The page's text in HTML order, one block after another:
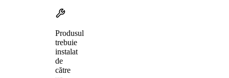
Produsul
trebuie
instalat
de
către